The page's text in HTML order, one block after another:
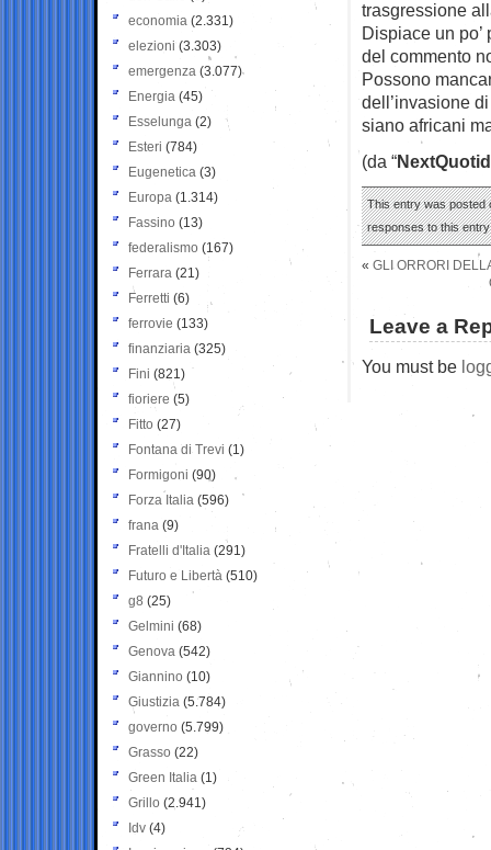
trasgressione
Dispiace un po’
del commento
Possono
dell’invasione
siano africani
(da “
This entry was posted
responses to this
« GLI ORRORI
Leave a
You must be
economia (2.331)
elezioni (3.303)
emergenza (3.077)
Energia (45)
Esselunga (2)
Esteri (784)
Eugenetica (3)
Europa (1.314)
Fassino (13)
federalismo (167)
Ferrara (21)
Ferretti (6)
ferrovie (133)
finanziaria (325)
Fini (821)
fioriere (5)
Fitto (27)
Fontana di Trevi (1)
Formigoni (90)
Forza Italia (596)
frana (9)
Fratelli d'Italia (291)
Futuro e Libertà (510)
g8 (25)
Gelmini (68)
Genova (542)
Giannino (10)
Giustizia (5.784)
governo (5.799)
Grasso (22)
Green Italia (1)
Grillo (2.941)
Idv (4)